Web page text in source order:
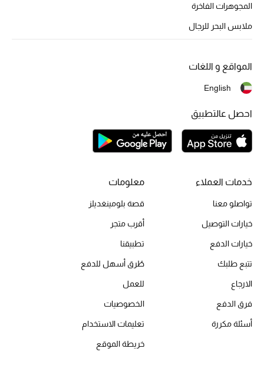
تشكيلة المناسبات للنساء
الملابس الرياضية النسائية
حقائب وأحذية متطابقة
ركن الفخامة
جميع الأحذية النسائية
جميع الحقائب النسائية
المجوهرات الفاخرة
ملابس البحر للرجال
خدمات العملاء
تواصلو معنا
خيارات التوصيل
خيارات الدفع
تتبع طلبك
الارجاع
فرق الدفع
أسئلة مكررة
معلومات
قصة بلومينغديلز
أقرب متجر
تطبيقنا
طُرق أسهل للدفع
للعمل
الخصوصيات
تعليمات الاستخدام
خريطة الموقع
المواقع و اللغات
English
احصل عالتطبيق